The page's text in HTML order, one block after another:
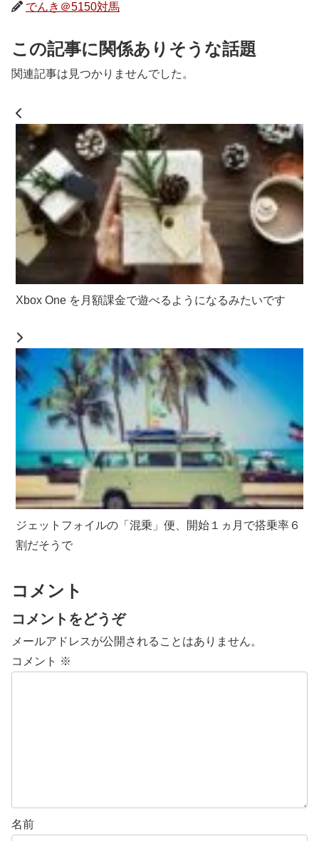
でんき＠5150対馬
この記事に関係ありそうな話題
関連記事は見つかりませんでした。
Xbox One を月額課金で遊べるようになるみたいです
ジェットフォイルの「混乗」便、開始１ヵ月で搭乗率６
割だそうで
コメント
コメントをどうぞ
メールアドレスが公開されることはありません。
コメント ※
名前